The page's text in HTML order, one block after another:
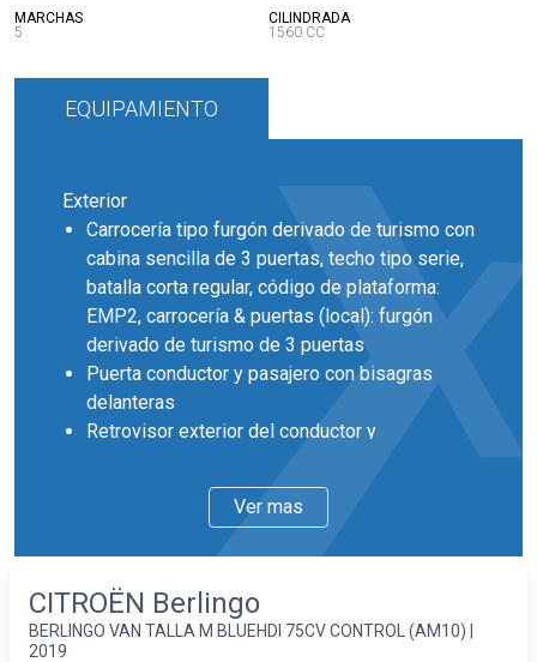
MARCHAS:
5
CILINDRADA:
1560 CC
EQUIPAMIENTO
Exterior
Carrocería tipo furgón derivado de turismo con
cabina sencilla de 3 puertas, techo tipo serie,
batalla corta regular, código de plataforma:
EMP2, carrocería & puertas (local): furgón
derivado de turismo de 3 puertas
Puerta conductor y pasajero con bisagras
delanteras
Retrovisor exterior del conductor y
desempañable
Llantas delanteras y traseras en acero de 15
bombilla halógena y luz larga con bombilla
halógena
Ver mas
CITROËN Berlingo
BERLINGO VAN TALLA M BLUEHDI 75CV CONTROL (AM10) |
2019